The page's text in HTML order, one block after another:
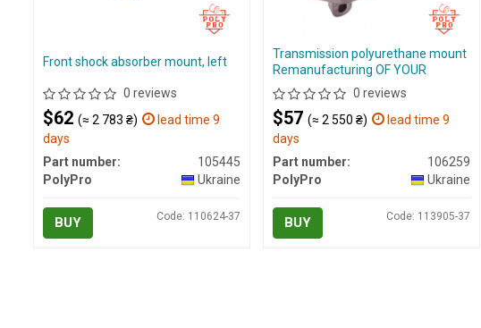
Front shock absorber mount, left
0 reviews
$62 (≈ 2 783 ₴)
lead time 9
days
Part number:
105445
PolyPro
Ukraine
BUY Code: 110624-37
Transmission polyurethane mount
Remanufacturing OF YOUR
0 reviews
$57 (≈ 2 550 ₴)
lead time 9
days
Part number:
106259
PolyPro
Ukraine
BUY Code: 113905-37